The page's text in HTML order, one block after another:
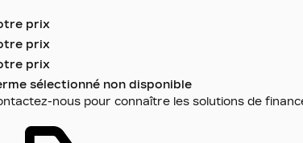
prix
prix
prix
sélectionné non disponible
nous pour connaître les solutions de